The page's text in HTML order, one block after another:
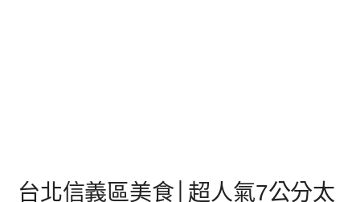
台北信義區美食│超人氣7公分太